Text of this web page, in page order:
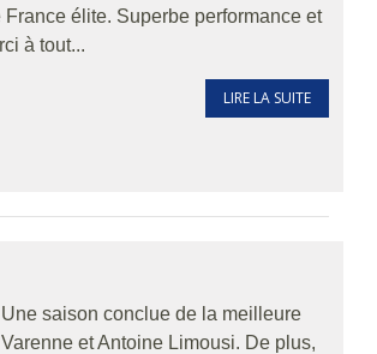
élite. Superbe performance et
à tout...
LIRE LA SUITE
saison conclue de la meilleure
et Antoine Limousi. De plus,